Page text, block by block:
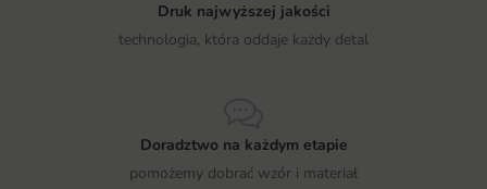
Druk najwyższej jakości
technologia, która oddaje każdy detal
Doradztwo na każdym etapie
pomożemy dobrać wzór i materiał